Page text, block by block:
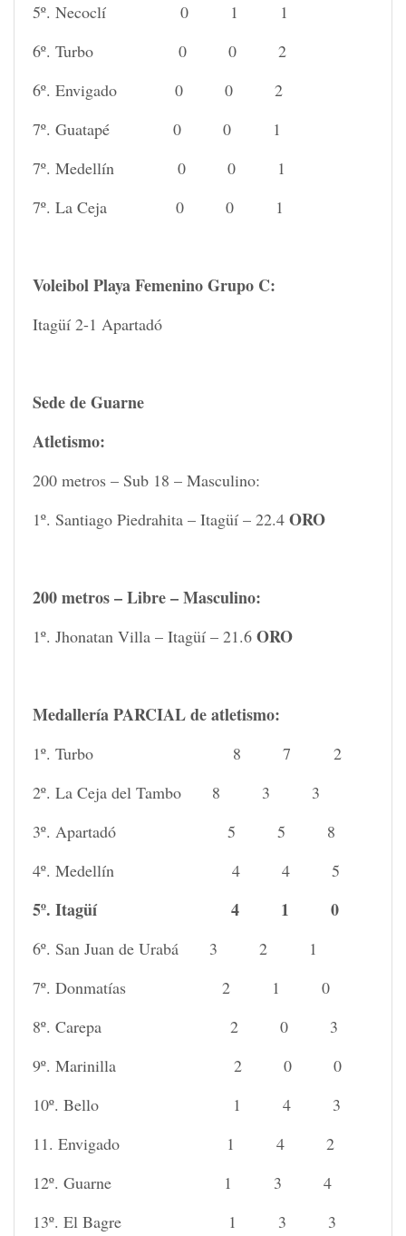
5º. Necoclí 0 1 1
6º. Turbo 0 0 2
6º. Envigado 0 0 2
7º. Guatapé 0 0 1
7º. Medellín 0 0 1
7º. La Ceja 0 0 1
Voleibol Playa Femenino Grupo C:
Itagüí 2-1 Apartadó
Sede de Guarne
Atletismo:
200 metros – Sub 18 – Masculino:
1º. Santiago Piedrahita – Itagüí – 22.4 ORO
200 metros – Libre – Masculino:
1º. Jhonatan Villa – Itagüí – 21.6 ORO
Medallería PARCIAL de atletismo:
1º. Turbo 8 7 2
2º. La Ceja del Tambo 8 3 3
3º. Apartadó 5 5 8
4º. Medellín 4 4 5
5º. Itagüí 4 1 0
6º. San Juan de Urabá 3 2 1
7º. Donmatías 2 1 0
8º. Carepa 2 0 3
9º. Marinilla 2 0 0
10º. Bello 1 4 3
11. Envigado 1 4 2
12º. Guarne 1 3 4
13º. El Bagre 1 3 3